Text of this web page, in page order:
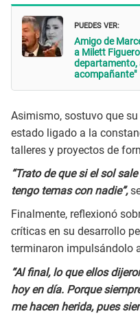
PUEDES VER:
Amigo de
a Milett
departamento,
acompañante"
Asimismo, sostuvo que
estado ligado a la
talleres y proyectos de
“Trato de que si el sol
tengo temas con nadie”,
Finalmente, reflexionó
críticas en su desarrollo
terminaron impulsándolo
“Al final, lo que ellos
hoy en día. Porque
me hacen herida, pues